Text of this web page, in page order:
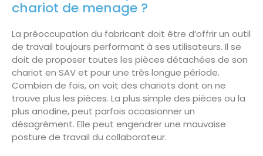
chariot de menage ?
La préoccupation du fabricant doit être d’offrir un outil
de travail toujours performant à ses utilisateurs. Il se
doit de proposer toutes les pièces détachées de son
chariot en SAV et pour une très longue période.
Combien de fois, on voit des chariots dont on ne
trouve plus les pièces. La plus simple des pièces ou la
plus anodine, peut parfois occasionner un
désagrément. Elle peut engendrer une mauvaise
posture de travail du collaborateur.